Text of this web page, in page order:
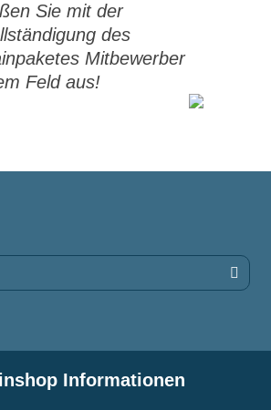
Sie mit der
des
Mitbewerber
Feld aus!
Informationen